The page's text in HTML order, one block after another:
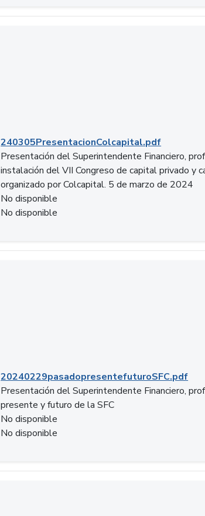
240305PresentacionColcapital.pdf
Presentación del Superintendente Financiero,
instalación del VII Congreso de capital privado y
organizado por Colcapital. 5 de marzo de 2024
No disponible
No disponible
20240229pasadopresentefuturoSFC.pdf
Presentación del Superintendente Financiero,
presente y futuro de la SFC
No disponible
No disponible